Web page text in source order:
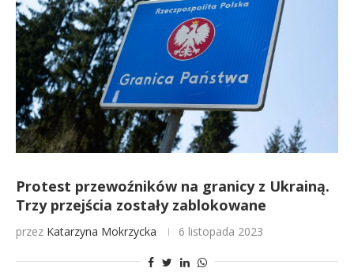
Protest przewoźników na granicy z Ukrainą.
Trzy przejścia zostały zablokowane
przez Katarzyna Mokrzycka 6 listopada 2023